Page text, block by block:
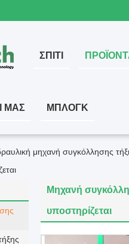
ΣΠΊΤΙ
ΜΑΣ ΜΠΛΟΓΚ
μηχανή συγκόλλησης
Μηχανή
υποστηρίζεται